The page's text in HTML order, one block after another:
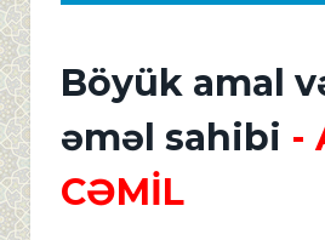
Böyük amal
əməl sahibi -
CƏMİL